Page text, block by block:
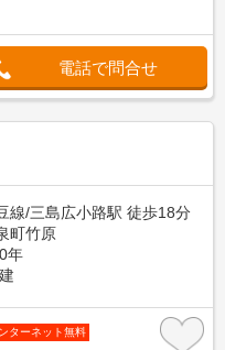
電話で問合せ
線/三島広小路駅 徒歩18分
町竹原
年
ターネット無料